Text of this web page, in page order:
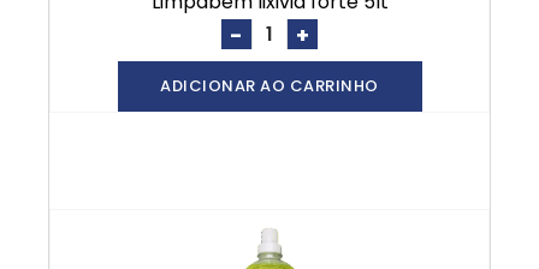
- +
ADICIONAR AO CARRINHO